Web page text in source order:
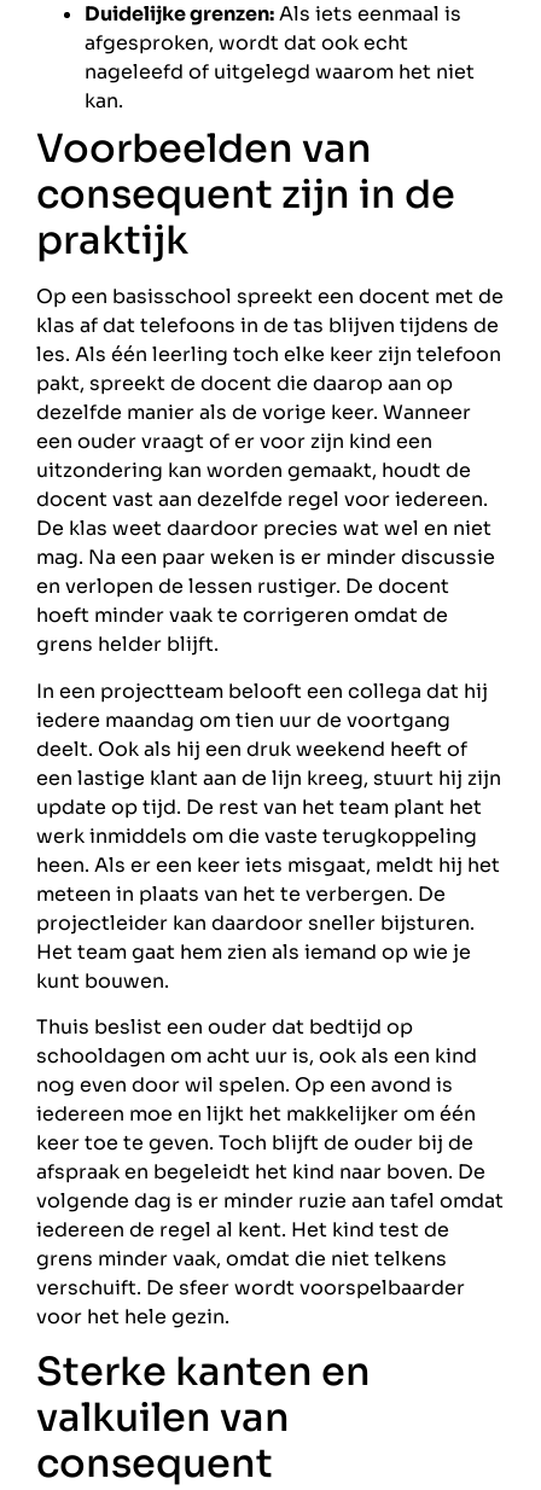
Duidelijke grenzen:Als iets eenmaal is
afgesproken, wordt dat ook echt
nageleefd of uitgelegd waarom het niet
kan.
Voorbeelden van
consequent zijn in de
praktijk
Op een basisschool spreekt een docent met de
klas af dat telefoons in de tas blijven tijdens de
les. Als één leerling toch elke keer zijn telefoon
pakt, spreekt de docent die daarop aan op
dezelfde manier als de vorige keer. Wanneer
een ouder vraagt of er voor zijn kind een
uitzondering kan worden gemaakt, houdt de
docent vast aan dezelfde regel voor iedereen.
De klas weet daardoor precies wat wel en niet
mag. Na een paar weken is er minder discussie
en verlopen de lessen rustiger. De docent
hoeft minder vaak te corrigeren omdat de
grens helder blijft.
In een projectteam belooft een collega dat hij
iedere maandag om tien uur de voortgang
deelt. Ook als hij een druk weekend heeft of
een lastige klant aan de lijn kreeg, stuurt hij zijn
update op tijd. De rest van het team plant het
werk inmiddels om die vaste terugkoppeling
heen. Als er een keer iets misgaat, meldt hij het
meteen in plaats van het te verbergen. De
projectleider kan daardoor sneller bijsturen.
Het team gaat hem zien als iemand op wie je
kunt bouwen.
Thuis beslist een ouder dat bedtijd op
schooldagen om acht uur is, ook als een kind
nog even door wil spelen. Op een avond is
iedereen moe en lijkt het makkelijker om één
keer toe te geven. Toch blijft de ouder bij de
afspraak en begeleidt het kind naar boven. De
volgende dag is er minder ruzie aan tafel omdat
iedereen de regel al kent. Het kind test de
grens minder vaak, omdat die niet telkens
verschuift. De sfeer wordt voorspelbaarder
voor het hele gezin.
Sterke kanten en
valkuilen van
consequent